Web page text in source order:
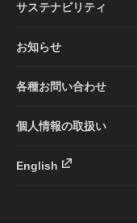
サステナビリティ
お知らせ
各種お問い合わせ
個人情報の取扱い
English